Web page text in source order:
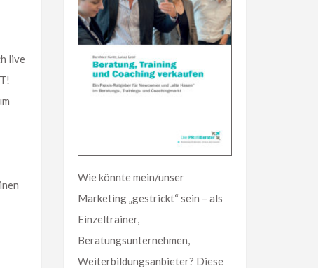
live
Wie könnte mein/unser
Marketing „gestrickt“ sein – als
Einzeltrainer,
Beratungsunternehmen,
Weiterbildungsanbieter? Diese